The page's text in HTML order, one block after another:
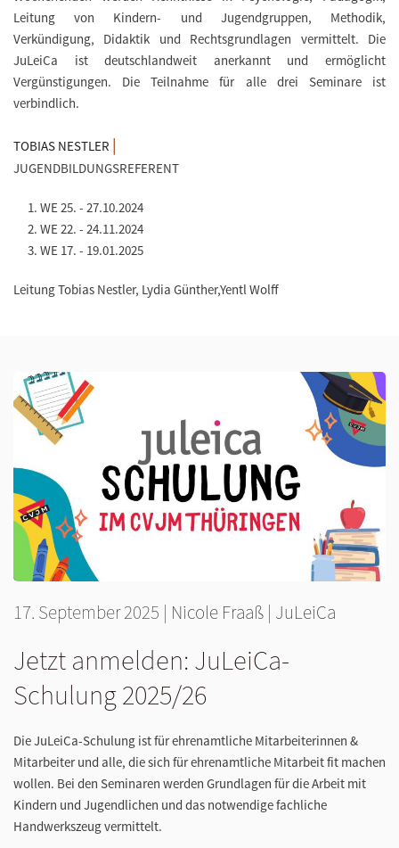
Leitung von Kindern- und Jugendgruppen, Methodik,
Verkündigung, Didaktik und Rechtsgrundlagen vermittelt. Die
JuLeiCa ist deutschlandweit anerkannt und ermöglicht
Vergünstigungen. Die Teilnahme für alle drei Seminare ist
verbindlich.
TOBIAS NESTLER |
JUGENDBILDUNGSREFERENT
WE 25. - 27.10.2024
WE 22. - 24.11.2024
WE 17. - 19.01.2025
Leitung Tobias Nestler, Lydia Günther,Yentl Wolff
17. September 2025 | Nicole Fraaß | JuLeiCa
Jetzt anmelden: JuLeiCa-
Schulung 2025/26
Die JuLeiCa-Schulung ist für ehrenamtliche Mitarbeiterinnen &
Mitarbeiter und alle, die sich für ehrenamtliche Mitarbeit fit machen
wollen. Bei den Seminaren werden Grundlagen für die Arbeit mit
Kindern und Jugendlichen und das notwendige fachliche
Handwerkszeug vermittelt.